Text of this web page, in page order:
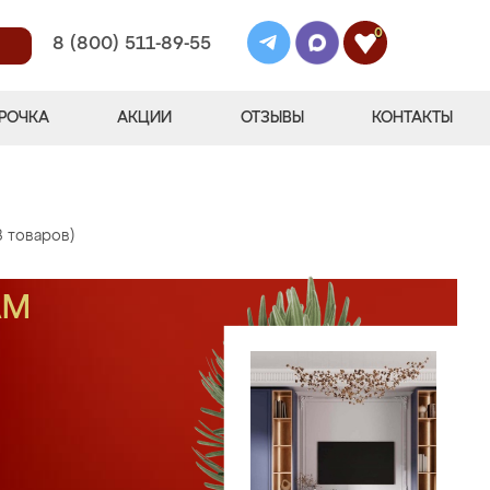
8 (800) 511-89-55
0
АКЦИИ ОТЗЫВЫ КОНТАКТЫ
товаров)